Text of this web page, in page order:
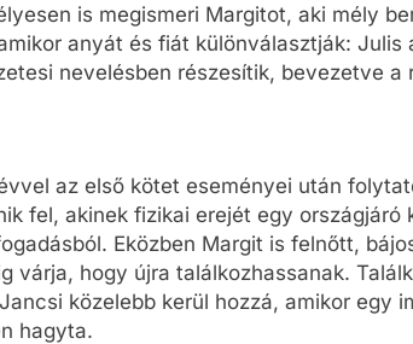
is megismeri Margitot, aki mély
anyát és fiát különválasztják: Julis
nevelésben részesítik, bevezetve a
az első kötet eseményei után
fel, akinek fizikai erejét egy országjáró
Eközben Margit is felnőtt,
várja, hogy újra találkozhassanak.
közelebb kerül hozzá, amikor egy
hagyta.